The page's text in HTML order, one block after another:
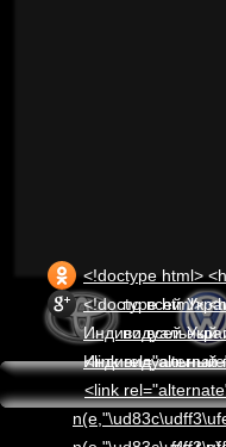
<!doctype html> <html lang="ru-UA"> <head> <meta charset="UTF-8"> <meta name="viewport" content="width=device-width, initial-scale=1"> <link rel="profile" href="http://gmpg.org/xfn/11"> <meta name='robots' content='index, follow, max-image-preview:large, max-snippet:-1, max-video-preview:-1' /> <!-- This site is
<!doctype html> <html lang="ru-UA"> <head> <meta charset="UTF-8"> <meta name="viewport" content="width=device-width, initial-scale=1"> <link rel="profile" href="http://gmpg.org/xfn/11"> <meta name='robots' content='index, follow, max-image-preview:large, max-snippet:-1, max-video-preview:-1' /> <!-- This site is